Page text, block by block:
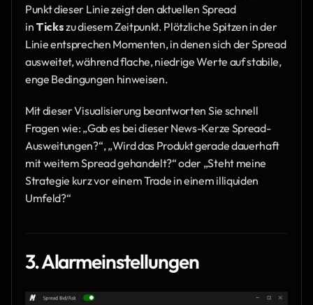
Punkt dieser Linie zeigt den aktuellen Spread
in Ticks zu diesem Zeitpunkt. Plötzliche Spitzen in der
Linie entsprechen Momenten, in denen sich der Spread
ausweitet, während flache, niedrige Werte auf stabile,
enge Bedingungen hinweisen.
Mit dieser Visualisierung beantworten Sie schnell
Fragen wie: „Gab es bei dieser News-Kerze Spread-
Ausweitungen?“, „Wird das Produkt gerade dauerhaft
mit weitem Spread gehandelt?“ oder „Steht meine
Strategie kurz vor einem Trade in einem illiquiden
Umfeld?“
3. Alarmeinstellungen